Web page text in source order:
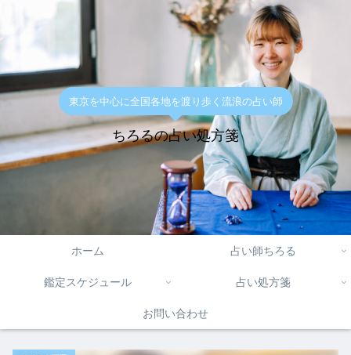
東京を中心に全国各地を渡り歩く流浪の占い師
ちろるの占い処方箋
ホーム 占い師ちろる
鑑定スケジュール 占い処方箋
お問い合わせ